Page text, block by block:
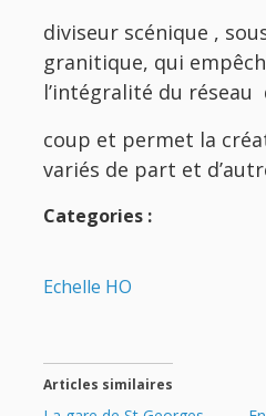
diviseur scénique ,
granitique, qui
l’intégralité du réseau
coup et permet la
variés de part et
Categories :
Echelle HO
Articles similaires